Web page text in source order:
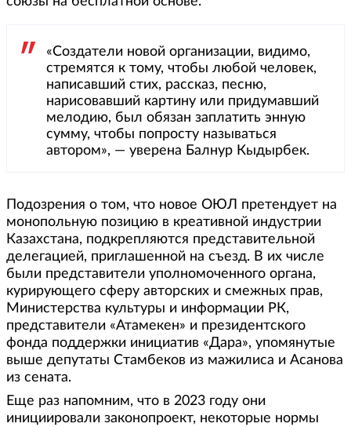
«Создатели новой организации, видимо,
стремятся к тому, чтобы любой человек,
написавший стих, рассказ, песню,
нарисовавший картину или придумавший
мелодию, был обязан заплатить энную
сумму, чтобы попросту называться
автором», — уверена Балнур Кыдырбек.
Подозрения о том, что новое ОЮЛ претендует на
монопольную позицию в креативной индустрии
Казахстана, подкрепляются представительной
делегацией, приглашенной на съезд. В их числе
были представители уполномоченного органа,
курирующего сферу авторских и смежных прав,
Министерства культуры и информации РК,
представители «Атамекен» и президентского
фонда поддержки инициатив «Дара», упомянутые
выше депутаты Стамбеков из мажилиса и Асанова
из сената.
Еще раз напомним, что в 2023 году они
инициировали законопроект, некоторые нормы